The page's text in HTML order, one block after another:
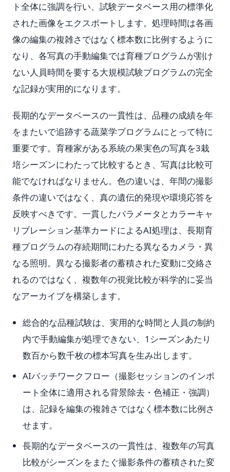
ト全体に強調を行い、試験データベース用の標準化
された画像をエクスポートします。処理時間は各画
像の編集の複雑さではなく標本数に比例するように
なり、各写真の手動編集では育種プログラムが割け
ない人員時間を要する大規模試験プログラムの完全
な記録が実用的になります。
長期的なデータベースの一貫性は、品種の成績を年
をまたいで追跡する蔬菜学プログラムにとって特に
重要です。育種家がある系統の果実色の写真を3栽
培シーズンにわたって比較するとき、写真は比較可
能でなければなりません。色の違いは、年間の撮影
条件の違いではなく、真の遺伝的発現や環境応答を
反映すべきです。一貫したパラメータとカラーキャ
リブレーション基準カードによるAI処理は、長期育
種プログラムの存続期間にわたる異なるカメラ・異
なる照明。異なる撮影者の蓄積された変動に交絡さ
れるのではなく、複数年の視覚比較が科学的に妥当
なアーカイブを構築します。
総合的な品種試験は、実用的な時間と人員の制約
内で手動編集が処理できない、1シーズンあたり
数百から数千枚の標本写真を生み出します。
AIバッチワークフロー（撮影セッションのインポ
ート全体に適用される背景除去・色補正・強調）
は、記録を編集の複雑さではなく標本数に比例さ
せます。
長期的なデータベースの一貫性は、複数年の写真
比較がシーズンをまたぐ撮影条件の蓄積された変